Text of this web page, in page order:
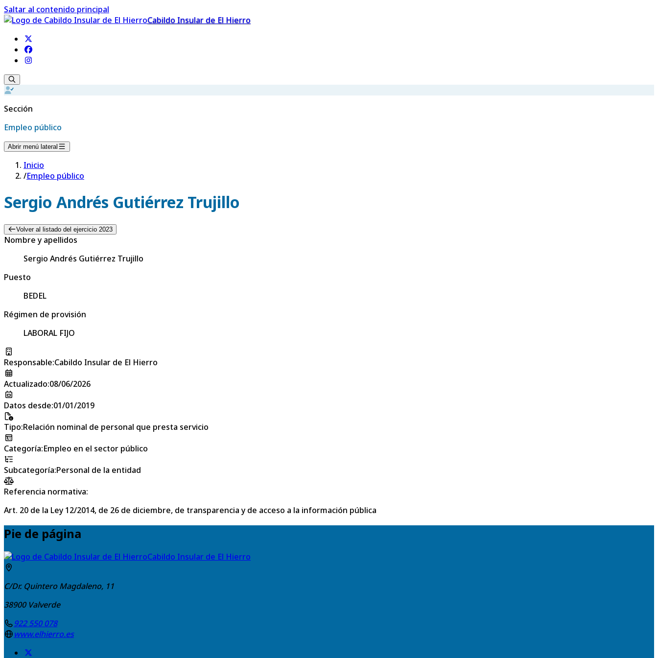
Saltar al contenido principal
Cabildo Insular de El Hierro
Sección
Empleo público
Abrir menú lateral
Inicio
/Empleo público
Sergio Andrés Gutiérrez Trujillo
Volver al listado del ejercicio 2023
Nombre y apellidos
Sergio Andrés Gutiérrez Trujillo
Puesto
BEDEL
Régimen de provisión
LABORAL FIJO
Responsable:Cabildo Insular de El Hierro
Actualizado:08/06/2026
Datos desde:01/01/2019
Tipo:Relación nominal de personal que presta servicio
Categoría:Empleo en el sector público
Subcategoría:Personal de la entidad
Referencia normativa:
Art. 20 de la Ley 12/2014, de 26 de diciembre, de transparencia y de acceso a la información pública
Pie de página
Cabildo Insular de El Hierro
C/Dr. Quintero Magdaleno, 11
38900 Valverde
922 550 078
www.elhierro.es